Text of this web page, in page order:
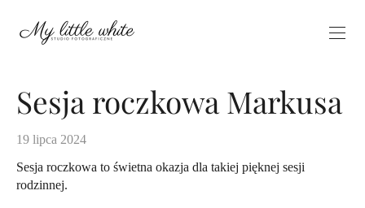
Sesja roczkowa Markusa
19 lipca 2024
Sesja roczkowa to świetna okazja dla takiej pięknej sesji
rodzinnej.